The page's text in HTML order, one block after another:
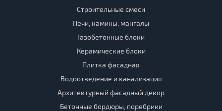
Строительные смеси
Печи, камины, мангалы
Газобетонные блоки
Керамические блоки
Плитка фасадная
Водоотведение и канализация
Архитектурный фасадный декор
Бетонные бордюры, поребрики